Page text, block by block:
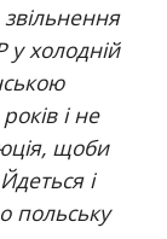
у холодній
і не
щоби
і
польську